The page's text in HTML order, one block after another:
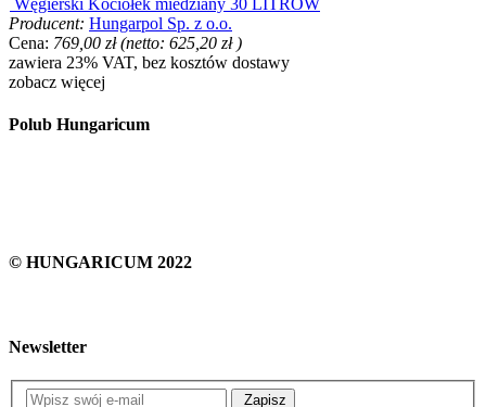
Producent: Hungarpol Sp. z o.o.
Cena: 769,00 zł (netto: 625,20 zł)
zawiera 23% VAT, bez kosztów dostawy
zobacz więcej
Polub Hungaricum
© HUNGARICUM 2022
Newsletter
Zapisz